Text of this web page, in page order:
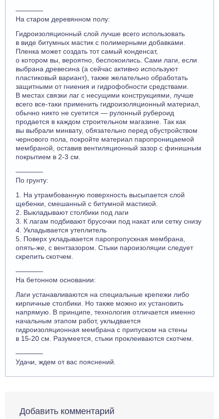
————
На старом деревянном полу:
Гидроизоляционный слой лучше всего использовать
в виде битумных мастик с полимерными добавками.
Пленка может создать тот самый конденсат,
о котором вы, вероятно, беспокоились. Сами лаги, если
выбрана древесина (а сейчас активно используют
пластиковый вариант), также желательно обработать
защитными от гниения и гидрофобности средствами.
В местах связки лаг с несущими конструкциями, лучше
всего все-таки применить гидроизоляционный материал,
обычно никто не суетится — рулонный рубероид
продается в каждом строительном магазине. Так как
вы выбрали минвату, обязательно перед обустройством
чернового пола, покройте материал паропроницаемой
мембраной, оставив вентиляционный зазор с финишным
покрытием в 2-3 см.
————
По грунту:
1. На утрамбованную поверхность высыпается слой
щебенки, смешанный с битумной мастикой.
2. Выкладывают столбики под лаги
3. К лагам подбивают брусочки под накат или сетку снизу
4. Укладывается утеплитель
5. Поверх укладывается паропропускная мембрана,
опять-же, с вентзазором. Стыки пароизоляции следует
скрепить скотчем.
————
На бетонном основании:
Лаги устанавливаются на специальные крепежи либо
кирпичные столбики. Но также можно их установить
напрямую. В принципе, технология отличается именно
начальным этапом работ, уклыдвается
гидроизоляционная мембрана с припуском на стены
в 15-20 см. Разумеется, стыки проклеиваются скотчем.
————
Удачи, ждем от вас пояснений.
Добавить комментарий